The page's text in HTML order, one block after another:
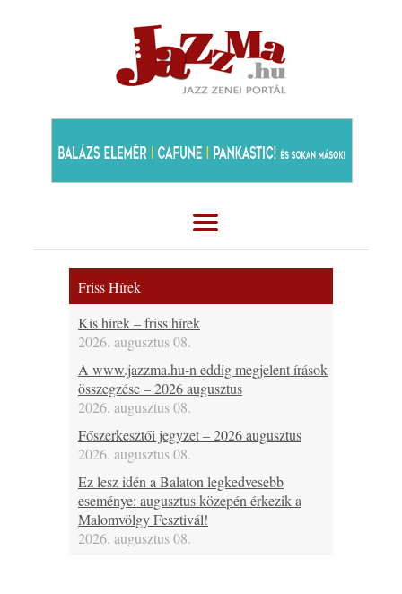
Friss Hírek
Kis hírek – friss hírek
2026. augusztus 08.
A www.jazzma.hu-n eddig megjelent írások
összegzése – 2026 augusztus
2026. augusztus 08.
Főszerkesztői jegyzet – 2026 augusztus
2026. augusztus 08.
Ez lesz idén a Balaton legkedvesebb
eseménye: augusztus közepén érkezik a
Malomvölgy Fesztivál!
2026. augusztus 08.